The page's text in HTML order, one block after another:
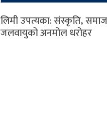
लिमी उपत्यका: संस्कृति,
जलवायुको अनमोल धरोहर